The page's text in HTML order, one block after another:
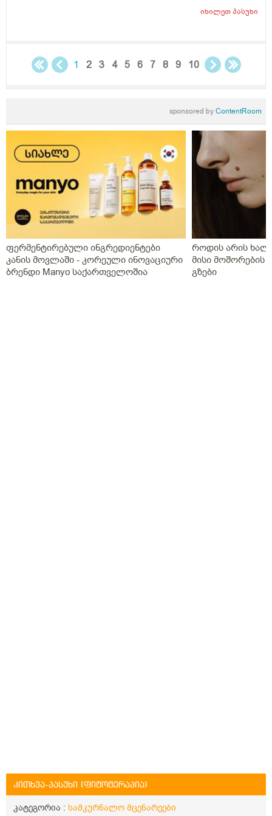
იხილეთპასუხი
1 2 3 4 5 6 7 8 9 10
sponsored byContentRoom
ფერმენტირებული ინგრედიენტები
კანის მოვლაში - კორეული ინოვაციური
ბრენდი Manyo საქართველოშია
როდის არის
მისი მოშორების
გზები
კითხვა-პასუხი (ფიტოტერაპია)
კატეგორია : სამკურნალო მცენარეები